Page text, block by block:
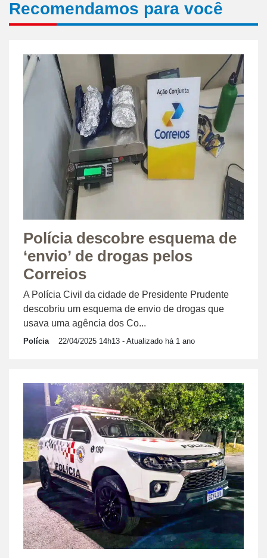
Recomendamos para você
Polícia descobre esquema de
‘envio’ de drogas pelos
Correios
A Polícia Civil da cidade de Presidente Prudente
descobriu um esquema de envio de drogas que
usava uma agência dos Co...
Polícia 22/04/2025 14h13 - Atualizado há 1 ano